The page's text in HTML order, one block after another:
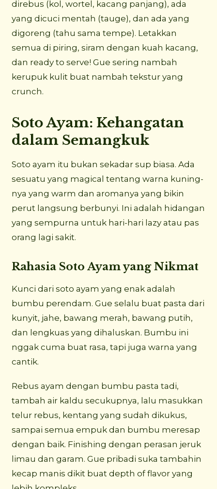
direbus (kol, wortel, kacang panjang), ada
yang dicuci mentah (tauge), dan ada yang
digoreng (tahu sama tempe). Letakkan
semua di piring, siram dengan kuah kacang,
dan ready to serve! Gue sering nambah
kerupuk kulit buat nambah tekstur yang
crunch.
Soto Ayam: Kehangatan
dalam Semangkuk
Soto ayam itu bukan sekadar sup biasa. Ada
sesuatu yang magical tentang warna kuning-
nya yang warm dan aromanya yang bikin
perut langsung berbunyi. Ini adalah hidangan
yang sempurna untuk hari-hari lazy atau pas
orang lagi sakit.
Rahasia Soto Ayam yang Nikmat
Kunci dari soto ayam yang enak adalah
bumbu perendam. Gue selalu buat pasta dari
kunyit, jahe, bawang merah, bawang putih,
dan lengkuas yang dihaluskan. Bumbu ini
nggak cuma buat rasa, tapi juga warna yang
cantik.
Rebus ayam dengan bumbu pasta tadi,
tambah air kaldu secukupnya, lalu masukkan
telur rebus, kentang yang sudah dikukus,
sampai semua empuk dan bumbu meresap
dengan baik. Finishing dengan perasan jeruk
limau dan garam. Gue pribadi suka tambahin
kecap manis dikit buat depth of flavor yang